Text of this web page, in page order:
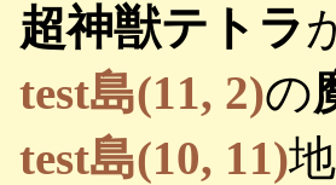
超神獣テトラ
test島(11, 2)の
test島(10, 11)